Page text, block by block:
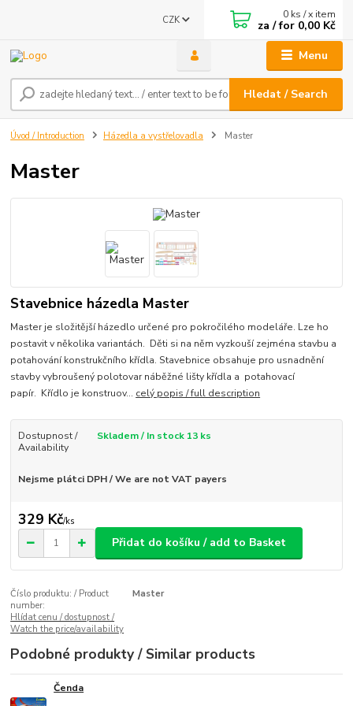
Menu
CZK
Hledat / Search
0 ks / x item
za / for 0,00 Kč
Úvod / Introduction Házedla a vystřelovadla Master
Master
Stavebnice házedla Master
Master je složitější házedlo určené pro pokročilého modeláře. Lze ho
postavit v několika variantách. Děti si na něm vyzkouší zejména stavbu a
potahování konstrukčního křídla. Stavebnice obsahuje pro usnadnění
stavby vybroušený polotovar náběžné lišty křídla a potahovací
papír. Křídlo je konstruov... celý popis / full description
Dostupnost /
Availability
Skladem / In stock 13 ks
Nejsme plátci DPH / We are not VAT payers
329 Kč/ks
Přidat do košíku / add to Basket
Číslo produktu: / Product
number:
Master
Hlídat cenu / dostupnost /
Watch the price/availability
Podobné produkty / Similar products
Čenda